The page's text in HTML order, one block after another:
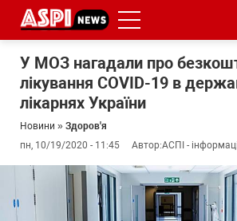
У МОЗ нагадали про
лікування COVID-19 в
лікарнях України
Новини » Здоров'я
пн, 10/19/2020 - 11:45
Автор:АСПІ -
#ООС
#боротьба
корупцією
#ДФС #Київ